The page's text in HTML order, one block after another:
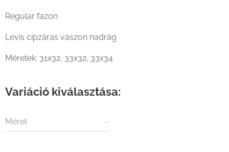
Regular fazon
Levis cipzáras vászon nadrág
Méretek: 31x32, 33x32, 33x34
Variáció kiválasztása:
Méret